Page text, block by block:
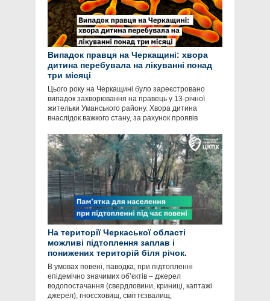
Випадок правця на Черкащині: хвора
дитина перебувала на лікуванні понад
три місяці
Цього року на Черкащині було зареєстровано
випадок захворювання на правець у 13-річної
жительки Уманського району. Хвора дитина
внаслідок важкого стану, за рахунок проявів
На території Черкаської області
можливі підтоплення заплав і
понижених територій біля річок.
В умовах повені, паводка, при підтопленні
епідемічно значимих об’єктів – джерел
водопостачання (свердловини, криниці, каптажі
джерел), гноєсховищ, сміттєзвалищ,